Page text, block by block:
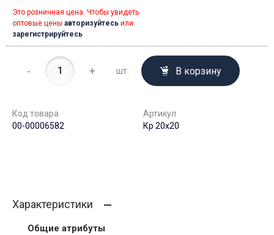
Это розничная цена. Чтобы увидеть
оптовые цены авторизуйтесь или
зарегистрируйтесь
- + шт. В корзину
Код товара
00-00006582
Артикул
Кр 20х20
Характеристики
Общие атрибуты